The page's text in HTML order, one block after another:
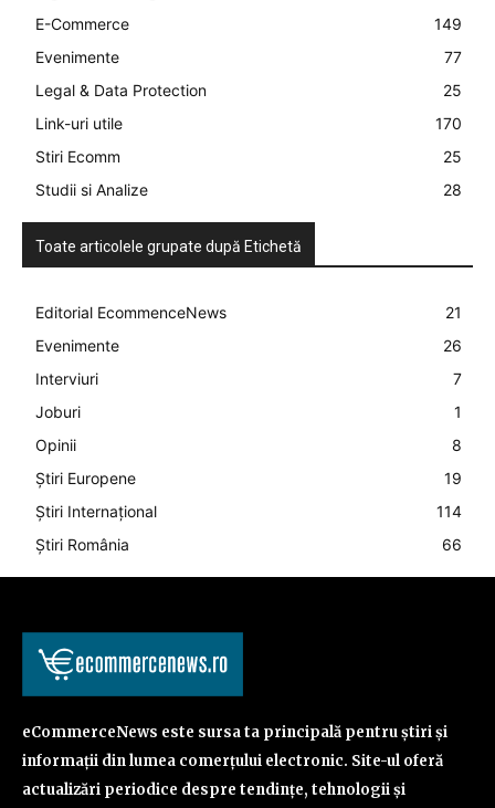
E-Commerce
149
Evenimente
77
Legal & Data Protection
25
Link-uri utile
170
Stiri Ecomm
25
Studii si Analize
28
Toate articolele grupate după Etichetă
Editorial EcommenceNews
21
Evenimente
26
Interviuri
7
Joburi
1
Opinii
8
Știri Europene
19
Știri Internațional
114
Știri România
66
eCommerceNews este sursa ta principală pentru știri și
informații din lumea comerțului electronic. Site-ul oferă
actualizări periodice despre tendințe, tehnologii și